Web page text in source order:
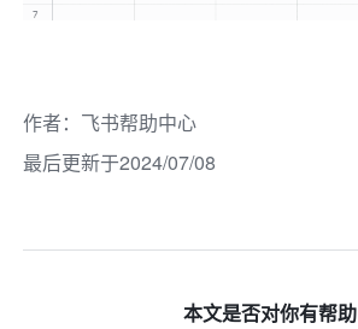
作者： 飞书帮助中心
最后更新于2024/07/08
本文是否对你有帮助